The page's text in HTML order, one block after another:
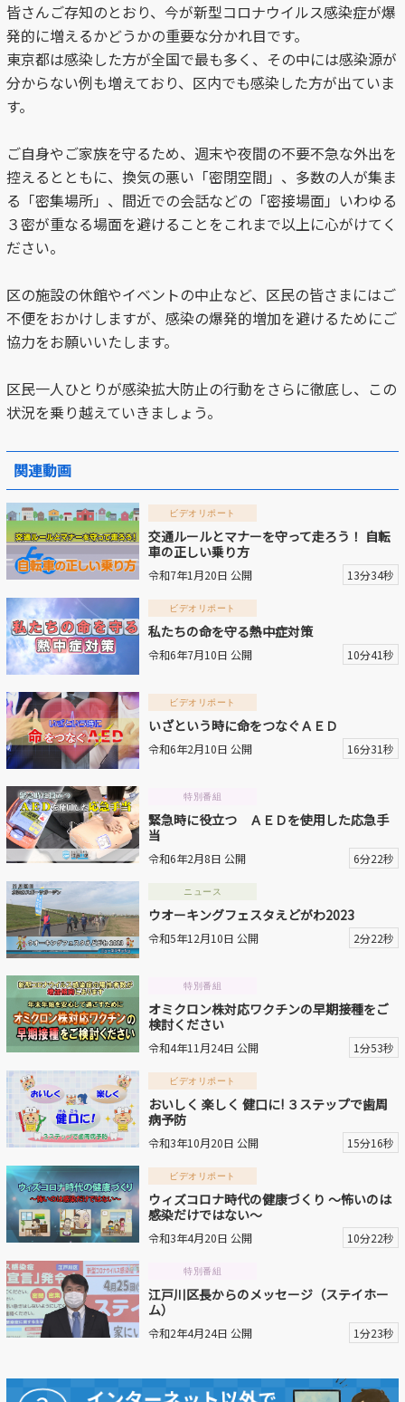
ふるさと散歩
Others
より前 より後
動画を探す
皆さんご存知のとおり、今が新型コロナウイルス感染症が爆
発的に増えるかどうかの重要な分かれ目です。
東京都は感染した方が全国で最も多く、その中には感染源が
分からない例も増えており、 区内でも感染した方が出ていま
す。
ご自身やご家族を守るため、週末や夜間の不要不急な外出を
控えるとともに、換気の悪い 「密閉空間」、多数の人が集ま
る「密集場所」、間近での会話などの「密接場面」 いわゆる
３密が重なる場面を避けることをこれまで以上に心がけてく
ださい。
区の施設の休館やイベントの中止など、区民の皆さまにはご
不便をおかけしますが、 感染の爆発的増加を避けるためにご
協力をお願いいたします。
区民一人ひとりが感染拡大防止の行動をさらに徹底し、 この
状況を乗り越えていきましょう。
関連動画
ビデオリポート
交通ルールとマナーを守って走ろう！ 自転
車の正しい乗り方
令和7年1月20日 公開 13分34秒
ビデオリポート
私たちの命を守る熱中症対策
令和6年7月10日 公開 10分41秒
ビデオリポート
いざという時に命をつなぐＡＥＤ
令和6年2月10日 公開 16分31秒
特別番組
緊急時に役立つ ＡＥＤを使用した応急手
当
令和6年2月8日 公開 6分22秒
ニュース
ウオーキングフェスタえどがわ2023
令和5年12月10日 公開 2分22秒
特別番組
オミクロン株対応ワクチンの早期接種をご
検討ください
令和4年11月24日 公開 1分53秒
ビデオリポート
おいしく 楽しく 健口に! ３ステップで歯周
病予防
令和3年10月20日 公開 15分16秒
ビデオリポート
ウィズコロナ時代の健康づくり ～怖いのは
感染だけではない～
令和3年4月20日 公開 10分22秒
特別番組
江戸川区長からのメッセージ（ステイホー
ム）
令和2年4月24日 公開 1分23秒